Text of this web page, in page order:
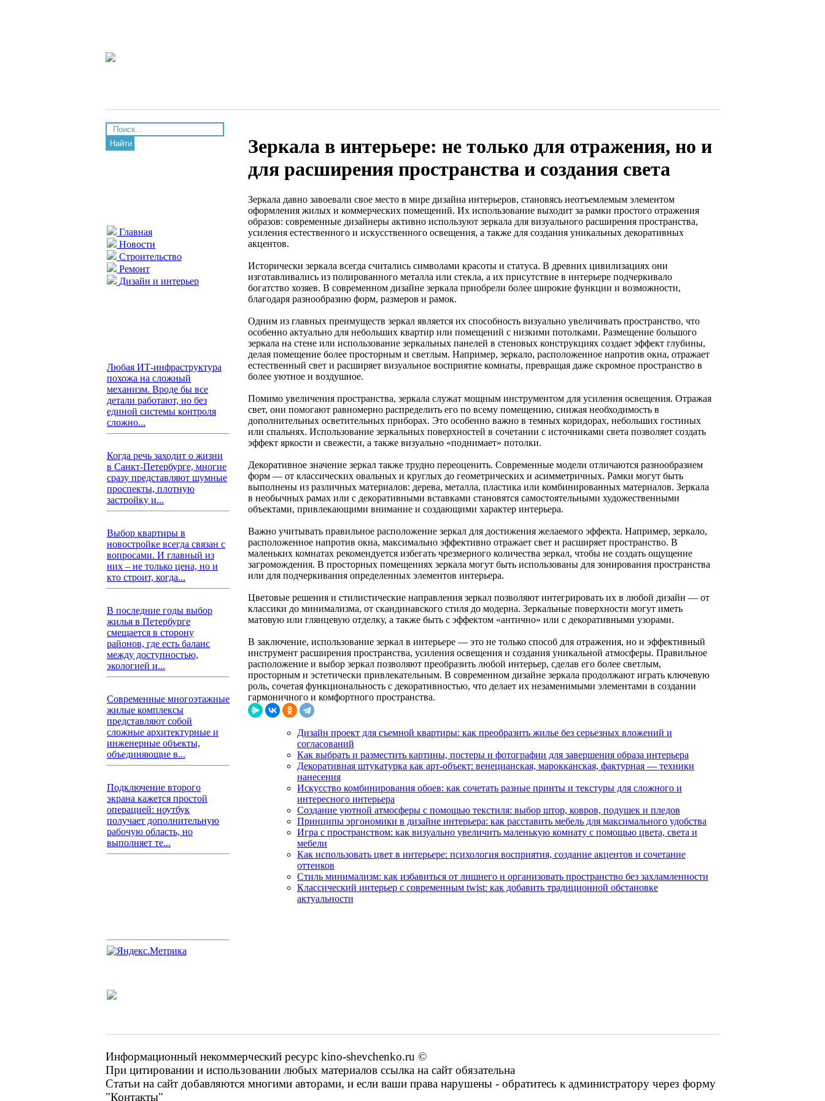
Найти
Главная
Новости
Строительство
Ремонт
Дизайн и интерьер
Любая ИТ-инфраструктура
похожа на сложный
механизм. Вроде бы все
детали работают, но без
единой системы контроля
сложно...
Когда речь заходит о жизни
в Санкт-Петербурге, многие
сразу представляют шумные
проспекты, плотную
застройку и...
Выбор квартиры в
новостройке всегда связан с
вопросами. И главный из
них – не только цена, но и
кто строит, когда...
В последние годы выбор
жилья в Петербурге
смещается в сторону
районов, где есть баланс
между доступностью,
экологией и...
Современные многоэтажные
жилые комплексы
представляют собой
сложные архитектурные и
инженерные объекты,
объединяющие в...
Подключение второго
экрана кажется простой
операцией: ноутбук
получает дополнительную
рабочую область, но
выполняет те...
Зеркала в интерьере: не только для отражения, но и
для расширения пространства и создания света
Зеркала давно завоевали свое место в мире дизайна интерьеров, становясь неотъемлемым элементом
оформления жилых и коммерческих помещений. Их использование выходит за рамки простого отражения
образов: современные дизайнеры активно используют зеркала для визуального расширения пространства,
усиления естественного и искусственного освещения, а также для создания уникальных декоративных
акцентов.
Исторически зеркала всегда считались символами красоты и статуса. В древних цивилизациях они
изготавливались из полированного металла или стекла, а их присутствие в интерьере подчеркивало
богатство хозяев. В современном дизайне зеркала приобрели более широкие функции и возможности,
благодаря разнообразию форм, размеров и рамок.
Одним из главных преимуществ зеркал является их способность визуально увеличивать пространство, что
особенно актуально для небольших квартир или помещений с низкими потолками. Размещение большого
зеркала на стене или использование зеркальных панелей в стеновых конструкциях создает эффект глубины,
делая помещение более просторным и светлым. Например, зеркало, расположенное напротив окна, отражает
естественный свет и расширяет визуальное восприятие комнаты, превращая даже скромное пространство в
более уютное и воздушное.
Помимо увеличения пространства, зеркала служат мощным инструментом для усиления освещения. Отражая
свет, они помогают равномерно распределить его по всему помещению, снижая необходимость в
дополнительных осветительных приборах. Это особенно важно в темных коридорах, небольших гостиных
или спальнях. Использование зеркальных поверхностей в сочетании с источниками света позволяет создать
эффект яркости и свежести, а также визуально «поднимает» потолки.
Декоративное значение зеркал также трудно переоценить. Современные модели отличаются разнообразием
форм — от классических овальных и круглых до геометрических и асимметричных. Рамки могут быть
выполнены из различных материалов: дерева, металла, пластика или комбинированных материалов. Зеркала
в необычных рамах или с декоративными вставками становятся самостоятельными художественными
объектами, привлекающими внимание и создающими характер интерьера.
Важно учитывать правильное расположение зеркал для достижения желаемого эффекта. Например, зеркало,
расположенное напротив окна, максимально эффективно отражает свет и расширяет пространство. В
маленьких комнатах рекомендуется избегать чрезмерного количества зеркал, чтобы не создать ощущение
загромождения. В просторных помещениях зеркала могут быть использованы для зонирования пространства
или для подчеркивания определенных элементов интерьера.
Цветовые решения и стилистические направления зеркал позволяют интегрировать их в любой дизайн — от
классики до минимализма, от скандинавского стиля до модерна. Зеркальные поверхности могут иметь
матовую или глянцевую отделку, а также быть с эффектом «антично» или с декоративными узорами.
В заключение, использование зеркал в интерьере — это не только способ для отражения, но и эффективный
инструмент расширения пространства, усиления освещения и создания уникальной атмосферы. Правильное
расположение и выбор зеркал позволяют преобразить любой интерьер, сделав его более светлым,
просторным и эстетически привлекательным. В современном дизайне зеркала продолжают играть ключевую
роль, сочетая функциональность с декоративностью, что делает их незаменимыми элементами в создании
гармоничного и комфортного пространства.
Дизайн проект для съемной квартиры: как преобразить жилье без серьезных вложений и
согласований
Как выбрать и разместить картины, постеры и фотографии для завершения образа интерьера
Декоративная штукатурка как арт-объект: венецианская, марокканская, фактурная — техники
нанесения
Искусство комбинирования обоев: как сочетать разные принты и текстуры для сложного и
интересного интерьера
Создание уютной атмосферы с помощью текстиля: выбор штор, ковров, подушек и пледов
Принципы эргономики в дизайне интерьера: как расставить мебель для максимального удобства
Игра с пространством: как визуально увеличить маленькую комнату с помощью цвета, света и
мебели
Как использовать цвет в интерьере: психология восприятия, создание акцентов и сочетание
оттенков
Стиль минимализм: как избавиться от лишнего и организовать пространство без захламленности
Классический интерьер с современным twist: как добавить традиционной обстановке
актуальности
Информационный некоммерческий ресурс kino-shevchenko.ru ©
При цитировании и использовании любых материалов ссылка на сайт обязательна
Статьи на сайт добавляются многими авторами, и если ваши права нарушены - обратитесь к администратору через форму
"Контакты"